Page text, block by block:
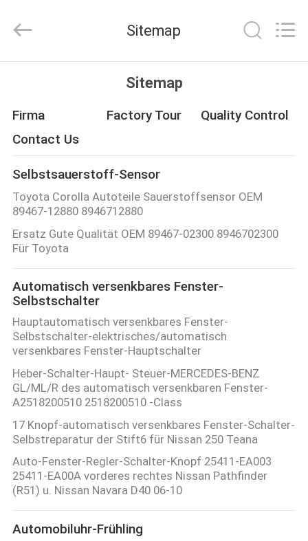
PRODUKTE
ÜBER
UNS
FABRIK-
AUSFLUG
QUALITÄTSKONTROLLE
KONTAKTIERE
UNS
FORDERN
SIE
EIN
ZITAT
SITEMAP
Parts
Limited.
Reserved.
Sitemap
Sitemap
Firma Factory Tour
Quality Control
Contact Us
Selbstsauerstoff-Sensor
Toyota Corolla Autoteile Sauerstoffsensor OEM
89467-12880 8946712880
Ersatz Gute Qualität OEM 89467-02300 8946702300
Für Toyota
Automatisch versenkbares Fenster-
Selbstschalter
Hauptautomatisch versenkbares Fenster-
Selbstschalter-elektrisches/automatisch
versenkbares Fenster-Hauptschalter
Heber-Schalter-Haupt- Steuer-MERCEDES-BENZ
GL/ML/R des automatisch versenkbaren Fenster-
A2518200510 2518200510 -Class
17 Knopf-automatisch versenkbares Fenster-Schalter-
Selbstreparatur der Stift6 für Nissan 250 Teana
Auto-Fenster-Regler-Schalter-Knopf 25411-EA003
25411-EA00A vorderes rechtes Nissan Pathfinder
(R51) u. Nissan Navara D40 06-10
Automobiluhr-Frühling